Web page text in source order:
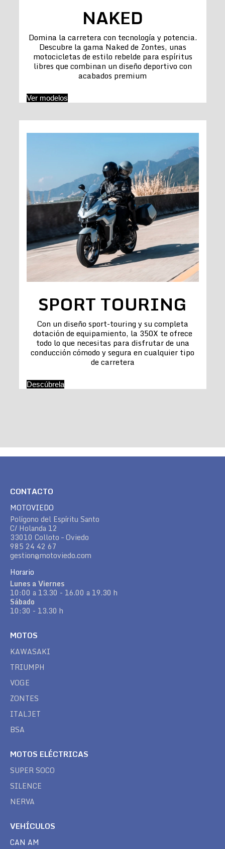
NAKED
Domina la carretera con tecnología y potencia.
Descubre la gama Naked de Zontes, unas
motocicletas de estilo rebelde para espíritus
libres que combinan un diseño deportivo con
acabados premium
Ver modelos
SPORT TOURING
Con un diseño sport-touring y su completa
dotación de equipamiento, la 350X te ofrece
todo lo que necesitas para disfrutar de una
conducción cómodo y segura en cualquier tipo
de carretera
Descúbrela
CONTACTO
MOTOVIEDO
Polígono del Espíritu Santo
C/ Holanda 12
33010 Colloto – Oviedo
985 24 42 67
gestion@motoviedo.com
Horario
Lunes a Viernes
10:00 a 13.30 - 16.00 a 19.30 h
Sábado
10:30 - 13.30 h
MOTOS
KAWASAKI
TRIUMPH
VOGE
ZONTES
ITALJET
BSA
MOTOS ELÉCTRICAS
SUPER SOCO
SILENCE
NERVA
VEHÍCULOS
CAN AM